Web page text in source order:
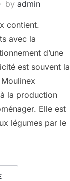
byadmin
contient.
avec la
d’une
est souvent la
la production
Elle est
légumes par le